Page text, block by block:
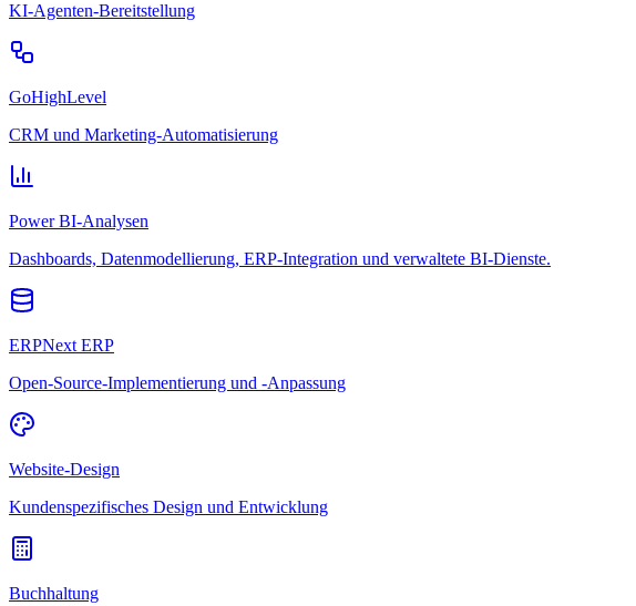
KI-Agenten-Bereitstellung
GoHighLevel
CRM und Marketing-Automatisierung
Power BI-Analysen
Dashboards, Datenmodellierung, ERP-Integration und verwaltete BI-Dienste.
ERPNext ERP
Open-Source-Implementierung und -Anpassung
Website-Design
Kundenspezifisches Design und Entwicklung
Buchhaltung